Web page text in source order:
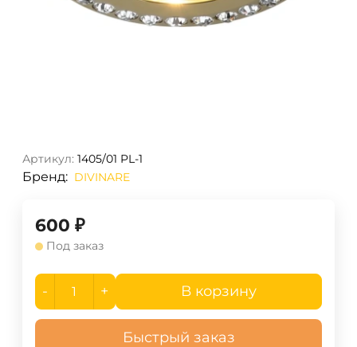
Артикул: 1405/01 PL-1
Бренд: DIVINARE
600 ₽
Под заказ
- + В корзину
Быстрый заказ